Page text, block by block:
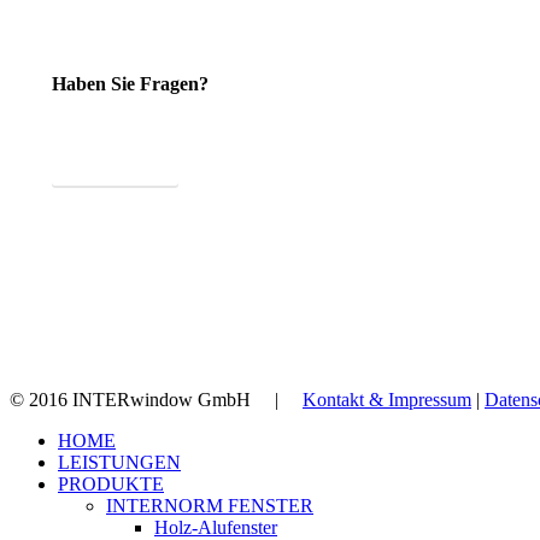
Haben Sie Fragen?
© 2016 INTERwindow GmbH | Kontakt & Impressum |
Close
Menu
HOME
LEISTUNGEN
PRODUKTE
INTERNORM FENSTER
Holz-Alufenster